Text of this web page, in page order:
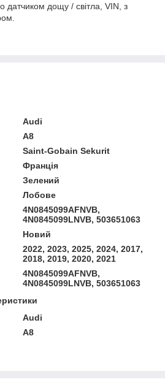
датчиком дощу / світла, VIN, з
Audi
A8
Saint-Gobain Sekurit
Франція
Зелений
Лобове
4N0845099AFNVB,
4N0845099LNVB, 503651063
Новий
2022, 2023, 2025, 2024, 2017,
2018, 2019, 2020, 2021
4N0845099AFNVB,
4N0845099LNVB, 503651063
Audi
A8